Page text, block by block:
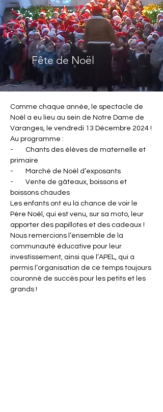
Fête de Noël
Comme chaque année, le spectacle de
Noël a eu lieu au sein de Notre Dame de
Varanges, le vendredi 13 Décembre 2024 !
Au programme :
-        Chants des élèves de maternelle et
primaire
-        Marché de Noël d’exposants
-        Vente de gâteaux, boissons et
boissons chaudes
Les enfants ont eu la chance de voir le
Père Noël, qui est venu, sur sa moto, leur
apporter des papillotes et des cadeaux !
Nous remercions l’ensemble de la
communauté éducative pour leur
investissement, ainsi que l’APEL, qui a
permis l’organisation de ce temps toujours
couronné de succès pour les petits et les
grands !